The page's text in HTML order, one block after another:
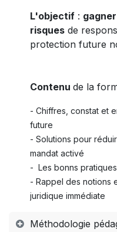
L'objectif :
risques de
protection future
Contenu de la
- Chiffres, constat et
future
- Solutions pour
mandat activé
- Les bonns
- Rappel des notions
juridique immédiate
Méthodologie